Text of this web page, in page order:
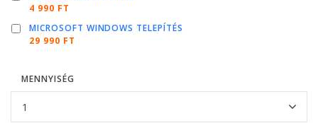
4 990 FT
MICROSOFT WINDOWS TELEPÍTÉS
29 990 FT
MENNYISÉG